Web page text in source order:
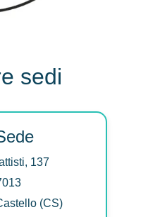
sedi
137
(CS)